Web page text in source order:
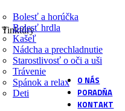
podľa
Vlastné
Overené
O NÁS
PORADŇA
KONTAKT
Bolesť a horúčka
Bolesť hrdla
Kašeľ
Nádcha a prechladnutie
Starostlivosť o oči a uši
Trávenie
Spánok a relax
Deti
Tinktúry